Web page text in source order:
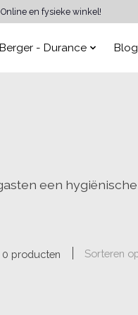
en fysieke winkel!
- Durance
een
0 producten Sorteren